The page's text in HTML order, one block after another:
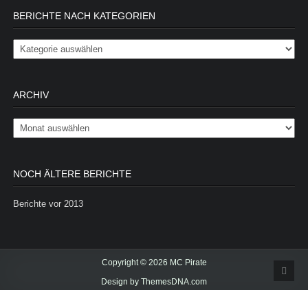
BERICHTE NACH KATEGORIEN
Berichte nach Kategorien
ARCHIV
Archiv
NOCH ÄLTERE BERICHTE
Berichte vor 2013
Copyright © 2026 MC Pirate
Design by ThemesDNA.com